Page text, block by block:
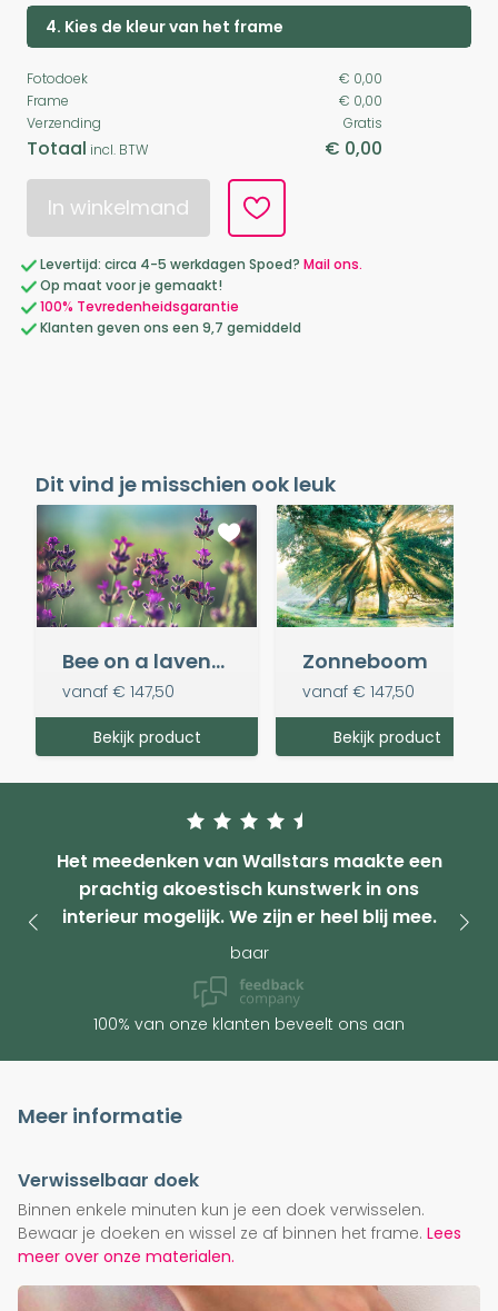
4. Kies de kleur van het frame
Fotodoek
€ 0,00
Frame
€ 0,00
Verzending
Gratis
Totaal incl. BTW € 0,00
In winkelmand
Levertijd: circa 4-5 werkdagen Spoed? Mail ons.
Op maat voor je gemaakt!
100% Tevredenheidsgarantie
Klanten geven ons een 9,7 gemiddeld
Dit vind je misschien ook leuk
Bee on a lavender flower
vanaf € 147,50
Bekijk product
Zonneboom
vanaf € 147,50
Bekijk product
Het meedenken van Wallstars maakte een
prachtig akoestisch kunstwerk in ons
interieur mogelijk. We zijn er heel blij mee.
baar
100% van onze klanten beveelt ons aan
Meer informatie
Verwisselbaar doek
Binnen enkele minuten kun je een doek verwisselen.
Bewaar je doeken en wissel ze af binnen het frame. Lees
meer over onze materialen.